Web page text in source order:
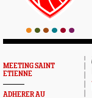
MEETING SAINT
ETIENNE
ADHERER AU